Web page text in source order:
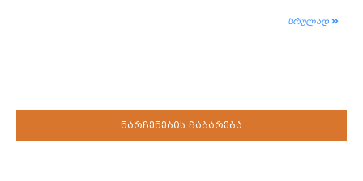
სრულად
ნარჩენების ჩაბარება